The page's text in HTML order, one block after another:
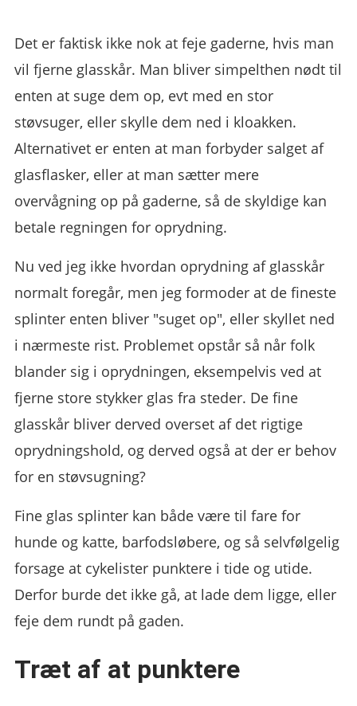
Det er faktisk ikke nok at feje gaderne, hvis man
vil fjerne glasskår. Man bliver simpelthen nødt til
enten at suge dem op, evt med en stor
støvsuger, eller skylle dem ned i kloakken.
Alternativet er enten at man forbyder salget af
glasflasker, eller at man sætter mere
overvågning op på gaderne, så de skyldige kan
betale regningen for oprydning.
Nu ved jeg ikke hvordan oprydning af glasskår
normalt foregår, men jeg formoder at de fineste
splinter enten bliver "suget op", eller skyllet ned
i nærmeste rist. Problemet opstår så når folk
blander sig i oprydningen, eksempelvis ved at
fjerne store stykker glas fra steder. De fine
glasskår bliver derved overset af det rigtige
oprydningshold, og derved også at der er behov
for en støvsugning?
Fine glas splinter kan både være til fare for
hunde og katte, barfodsløbere, og så selvfølgelig
forsage at cykelister punktere i tide og utide.
Derfor burde det ikke gå, at lade dem ligge, eller
feje dem rundt på gaden.
Træt af at punktere